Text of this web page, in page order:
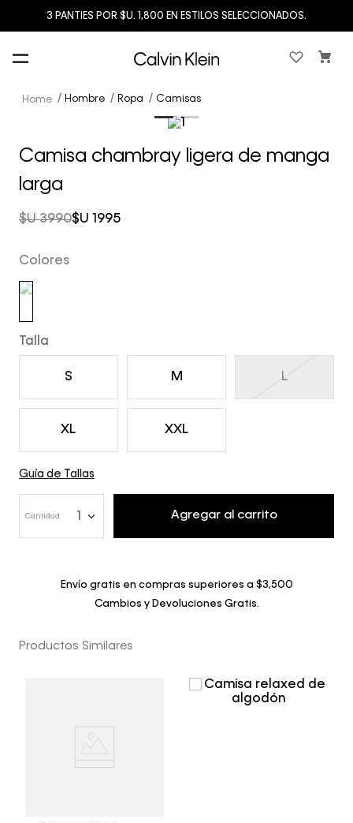
3 PANTIES POR $U. 1,800 EN ESTILOS SELECCIONADOS.
Hombre Ropa Camisas
Camisa chambray ligera de manga
larga
$U 1995
$U 3990
Colores
Talla
S M L
XL XXL
Guía de Tallas
Cantidad Agregar al carrito
Envío gratis en compras superiores a $3,500
Cambios y Devoluciones Gratis.
Productos Similares